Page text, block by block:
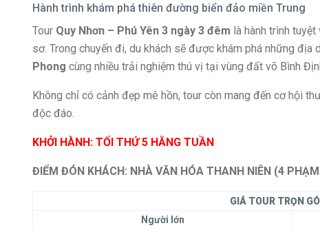
Hành trình khám phá thiên đường biển đảo miền Trung
Tour Quy Nhơn – Phú Yên 3 ngày 3 đêm là hành trình
sơ. Trong chuyến đi, du khách sẽ được khám phá những địa
Phong cùng nhiều trải nghiệm thú vị tại vùng đất võ Bình
Không chỉ có cảnh đẹp mê hồn, tour còn mang đến cơ hội
độc đáo.
KHỞI HÀNH: TỐI THỨ 5 HẰNG TUẦN
ĐIỂM ĐÓN KHÁCH: NHÀ VĂN HÓA THANH NIÊN (4
GIÁ TOUR TRỌN
Người lớn